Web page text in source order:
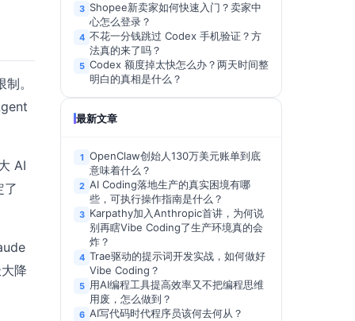
。
AI
了
降
3 Shopee新卖家如何快速入门？卖家中
心怎么登录？
4 不花一分钱跳过 Codex 手机验证？方
法真的来了吗？
5 Codex 额度掉太快怎么办？两天时间整
明白的真相是什么？
最新文章
1 OpenClaw创始人130万美元账单到底
意味着什么？
2 AI Coding落地生产的真实困境有哪
些，可执行操作指南是什么？
3 Karpathy加入Anthropic首讲，为何说
别再瞎Vibe Coding了生产环境真的会
炸？
4 Trae驱动的提示词开发实战，如何做好
Vibe Coding？
5 用AI编程工具提高效率又不把编程思维
用废，怎么做到？
6 AI写代码时代程序员该何去何从？